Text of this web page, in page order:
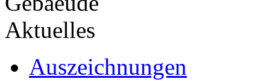
Aktuelles
Auszeichnungen